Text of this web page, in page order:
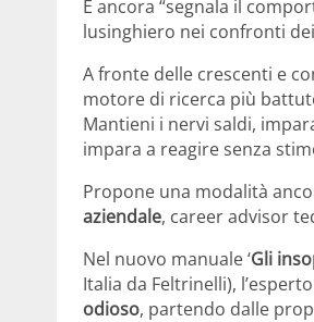
E ancora “segnala il
lusinghiero nei confronti
A fronte delle crescenti e
motore di ricerca più
Mantieni i nervi saldi,
impara a reagire senza
Propone una modalità
aziendale, career advisor
Nel nuovo manuale ‘Gli
Italia da Feltrinelli),
odioso, partendo dalle